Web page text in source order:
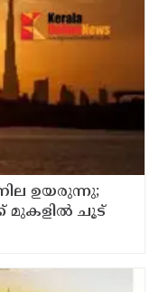
ഉയരുന്നു;
മുകളില്‍ ചൂട്